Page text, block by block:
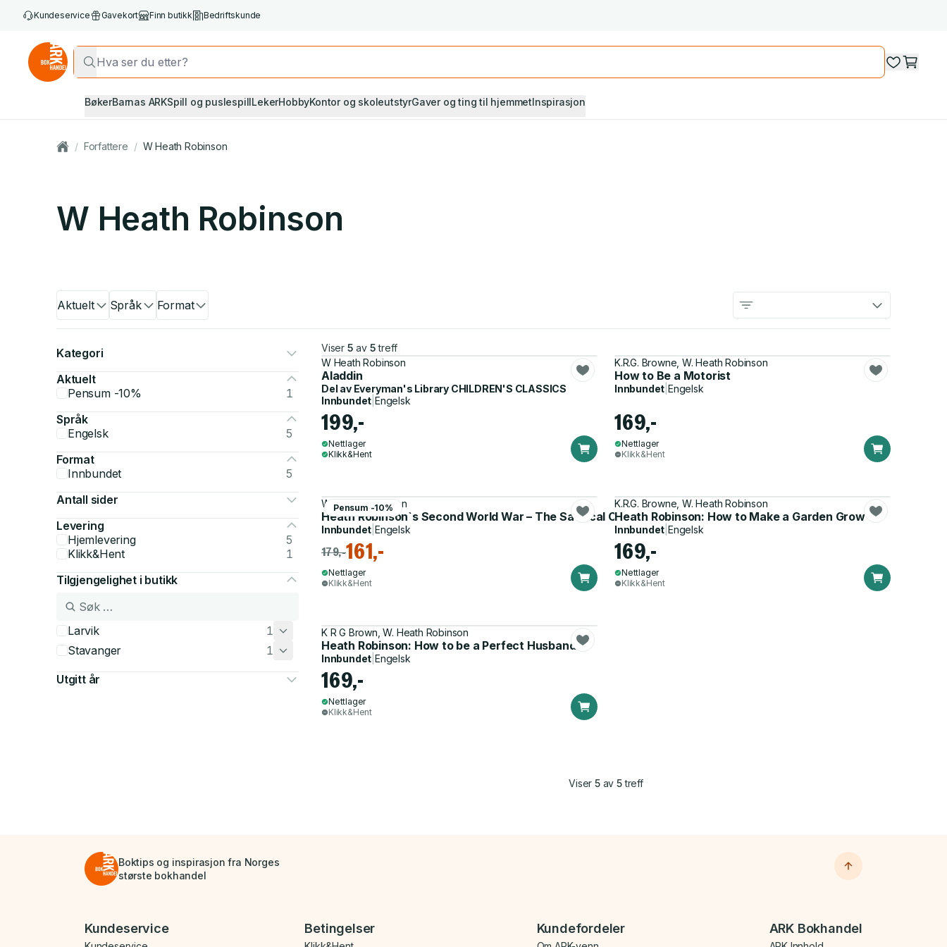
Kundeservice Gavekort Finn butikk Bedriftskunde
BøkerBarnas ARKSpill og puslespillLekerHobbyKontor og skoleutstyrGaver og ting til hjemmetInspirasjon
/ Forfattere / W Heath Robinson
W Heath Robinson
Aktuelt Språk Format
Kategori
Aktuelt
Pensum -10%
1
Språk
Engelsk
5
Format
Innbundet
5
Antall sider
Levering
Hjemlevering
5
Klikk&Hent
1
Tilgjengelighet i butikk
Larvik
1
Stavanger
1
Utgitt år
Viser 5 av 5 treff
W Heath Robinson
Aladdin
Del av Everyman's Library CHILDREN'S CLASSICS
Innbundet |Engelsk
199,-
Nettlager
Klikk&Hent
K.R.G. Browne, W. Heath Robinson
How to Be a Motorist
Innbundet |Engelsk
169,-
Nettlager
Klikk&Hent
Pensum -10%
W. Heath Robinson
Heath Robinson`s Second World War – The Satirical Cartoons
Innbundet |Engelsk
179,-161,-
Nettlager
Klikk&Hent
K.R.G. Browne, W. Heath Robinson
Heath Robinson: How to Make a Garden Grow
Innbundet |Engelsk
169,-
Nettlager
Klikk&Hent
K R G Brown, W. Heath Robinson
Heath Robinson: How to be a Perfect Husband
Innbundet |Engelsk
169,-
Nettlager
Klikk&Hent
Viser5av 5treff
Boktips og inspirasjon fra Norges
største bokhandel
Bunnmeny
Kundeservice Betingelser Kundefordeler ARK Bokhandel